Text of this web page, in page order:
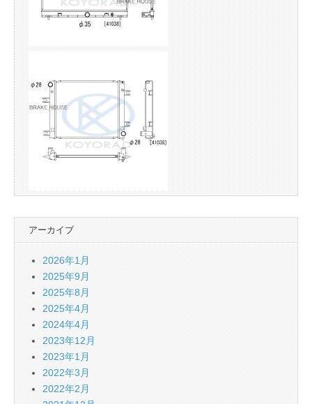
アーカイブ
2026年1月
2025年9月
2025年8月
2025年4月
2024年4月
2023年12月
2023年1月
2022年3月
2022年2月